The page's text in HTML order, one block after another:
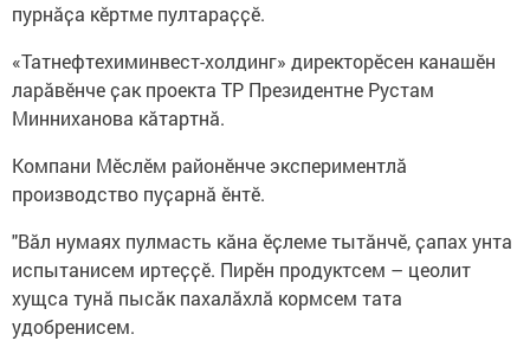
пурнӑҫа кӗртме пултараҫҫӗ.
«Татнефтехиминвест-холдинг» директорӗсен канашӗн
ларӑвӗнче ҫак проекта ТР Президентне Рустам
Минниханова кӑтартнӑ.
Компани Мӗслӗм районӗнче экспериментлӑ
производство пуҫарнӑ ӗнтӗ.
"Вӑл нумаях пулмасть кӑна ӗҫлеме тытӑнчӗ, ҫапах унта
испытанисем иртеҫҫӗ. Пирӗн продуктсем – цеолит
хущса тунӑ пысӑк пахалӑхлӑ кормсем тата
удобренисем.